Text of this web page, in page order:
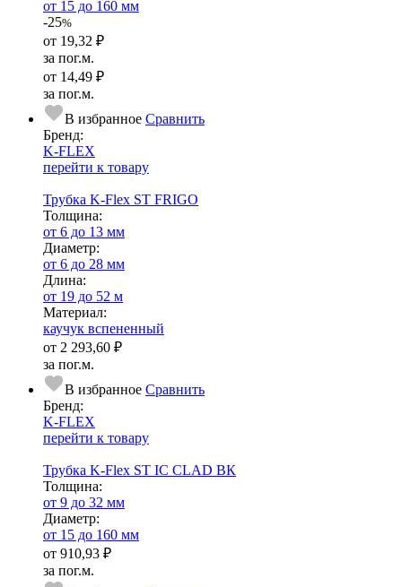
от 15 до 160 мм
-25%
от 19,32 ₽
за пог.м.
от 14,49 ₽
за пог.м.
В избранное Сравнить
Бренд:
K-FLEX
перейти к товару
Трубка K-Flex ST FRIGO
Тол­щи­на:
от 6 до 13 мм
Диаметр:
от 6 до 28 мм
Длина:
от 19 до 52 м
Ма­­те­­ри­­ал:
каучук вспененный
от 2 293,60 ₽
за пог.м.
В избранное Сравнить
Бренд:
K-FLEX
перейти к товару
Трубка K-Flex ST IC CLAD ВК
Тол­щи­на:
от 9 до 32 мм
Диаметр:
от 15 до 160 мм
от 910,93 ₽
за пог.м.